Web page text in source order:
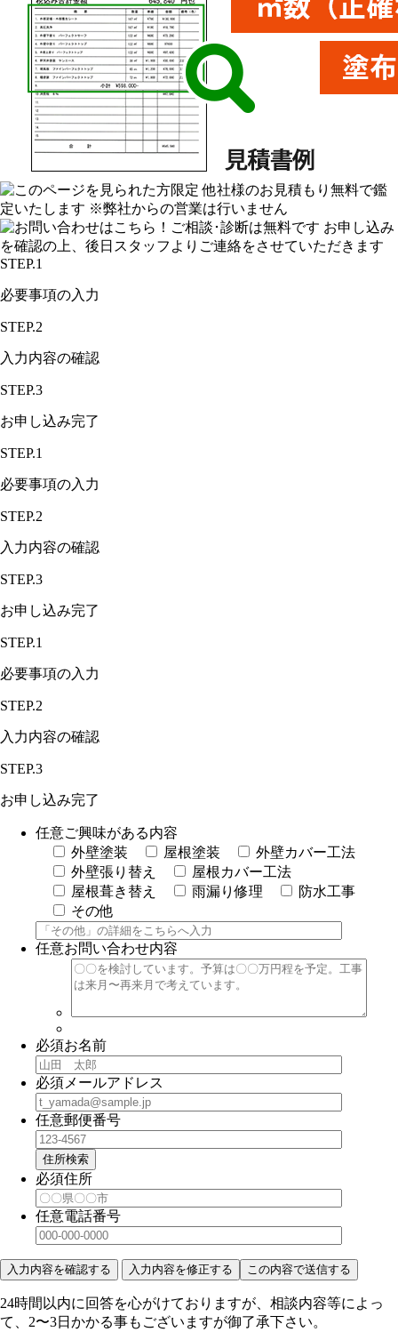
STEP.1
必要事項の入力
STEP.2
入力内容の確認
STEP.3
お申し込み完了
STEP.1
必要事項の入力
STEP.2
入力内容の確認
STEP.3
お申し込み完了
STEP.1
必要事項の入力
STEP.2
入力内容の確認
STEP.3
お申し込み完了
任意ご興味がある内容
外壁塗装
屋根塗装
外壁カバー工法
外壁張り替え
屋根カバー工法
屋根葺き替え
雨漏り修理
防水工事
その他
任意お問い合わせ内容
必須お名前
必須 メールアドレス
任意郵便番号
住所検索
必須住所
任意電話番号
24時間以内に回答を心がけておりますが、相談内容等によっ
て、2〜3日かかる事もございますが御了承下さい。